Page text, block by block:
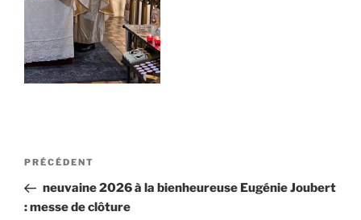
Navigation
l’article
Article
précédent
PRÉCÉDENT
neuvaine 2026 à la bienheureuse Eugénie Joubert
: messe de clôture